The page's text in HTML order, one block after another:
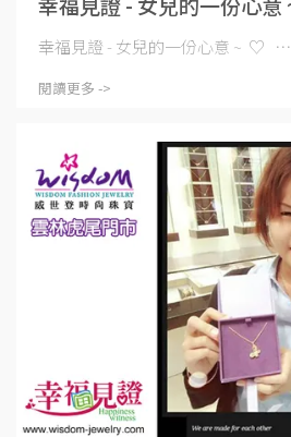
幸福見證 - 女兒的一份心意 ~ ♡ ⋯
閱讀更多 ->